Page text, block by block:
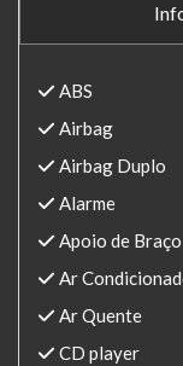
ABS
Airbag
Airbag Duplo
Alarme
Apoio de Braço
Ar
Ar Quente
CD player